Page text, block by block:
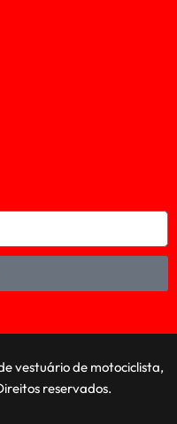
vestuário de motociclista,
reservados.